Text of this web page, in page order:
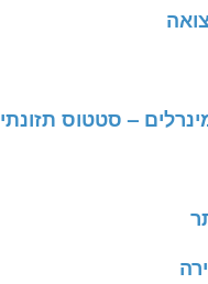
– סטטוס תזונתי